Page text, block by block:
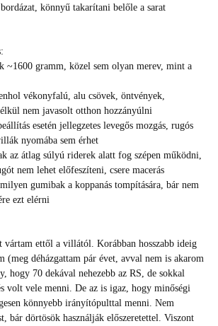
könnyű takarítani belőle a sarat
~1600 gramm, közel sem olyan merev, mint a
vékonyfalú, alu csövek, öntvények,
nem javasolt otthon hozzányúlni
esetén jellegzetes levegős mozgás, rugós
nyomába sem érhet
az átlag súlyú riderek alatt fog szépen működni,
nem lehet előfeszíteni, csere macerás
gumibak a koppanás tompítására, bár nem
ezt elérni
vártam ettől a villától. Korábban hosszabb ideig
(meg déházgattam pár évet, avval nem is akarom
hogy 70 dekával nehezebb az RS, de sokkal
volt vele menni. De az is igaz, hogy minőségi
könnyebb irányítópulttal menni. Nem
bár dörtösök használják előszeretettel. Viszont